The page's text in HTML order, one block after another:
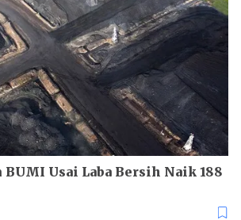
BUMI Usai Laba Bersih Naik 188